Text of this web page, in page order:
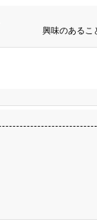
興味のあるこ